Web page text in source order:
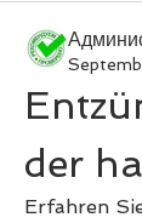
der
Erfahren